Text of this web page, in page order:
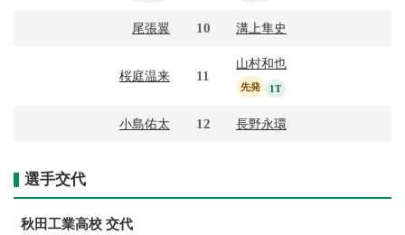
尾張翼 10 溝上隼史
桜庭温来 11
山村和也
先発 1T
小島佑太 12 長野永環
選手交代
秋田工業高校 交代